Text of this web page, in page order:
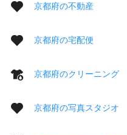
京都府の不動産
京都府の宅配便
京都府のクリーニング
京都府の写真スタジオ